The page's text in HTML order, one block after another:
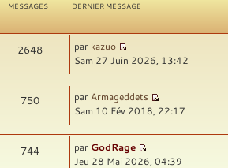
MESSAGES DERNIER MESSAGE
2648 par kazuo
Sam 27 Juin 2026, 13:42
750 par Armageddets
Sam 10 Fév 2018, 22:17
744 par GodRage
Jeu 28 Mai 2026, 04:39